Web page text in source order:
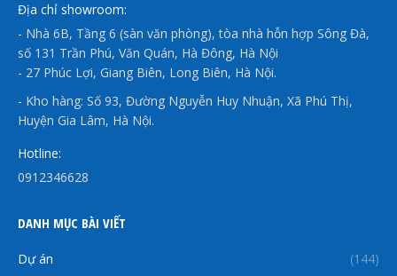
Địa chỉ showroom:
- Nhà 6B, Tầng 6 (sàn văn phòng), tòa nhà hỗn hợp Sông Đà,
số 131 Trần Phú, Văn Quán, Hà Đông, Hà Nội
- 27 Phúc Lợi, Giang Biên, Long Biên, Hà Nội.
- Kho hàng: Số 93, Đường Nguyễn Huy Nhuận, Xã Phú Thị,
Huyện Gia Lâm, Hà Nội.
Hotline:
0912346628
DANH MỤC BÀI VIẾT
Dự án
(144)